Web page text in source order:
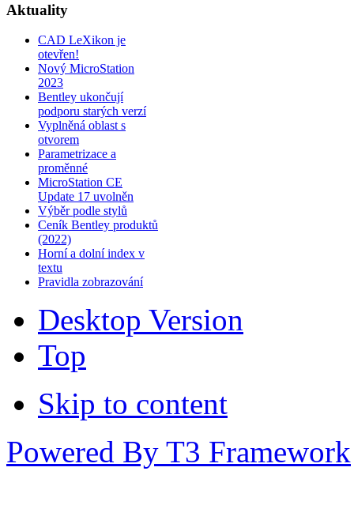
Aktuality
CAD LeXikon je
otevřen!
Nový MicroStation
2023
Bentley ukončují
podporu starých verzí
Vyplněná oblast s
otvorem
Parametrizace a
proměnné
MicroStation CE
Update 17 uvolněn
Výběr podle stylů
Ceník Bentley produktů
(2022)
Horní a dolní index v
textu
Pravidla zobrazování
Desktop Version
Top
Skip to content
Powered By T3 Framework